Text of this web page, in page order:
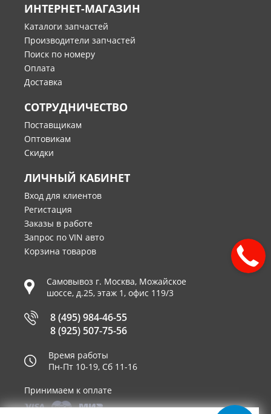
ИНТЕРНЕТ-МАГАЗИН
Каталоги запчастей
Производители запчастей
Поиск по номеру
Оплата
Доставка
СОТРУДНИЧЕСТВО
Поставщикам
Оптовикам
Скидки
ЛИЧНЫЙ КАБИНЕТ
Вход для клиентов
Регистация
Заказы в работе
Запрос по VIN авто
Корзина товаров
Самовывоз г. Москва, Можайское
шоссе, д.25, этаж 1, офис 119/3
8 (495) 984-46-55
8 (925) 507-75-56
Время работы
Пн-Пт 10-19, Сб 11-16
Принимаем к оплате